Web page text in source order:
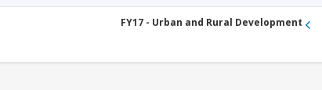
FY17 - Urban and Rural Development